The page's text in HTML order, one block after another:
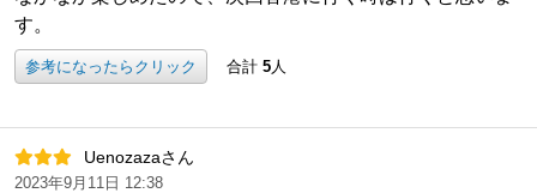
す。
参考になったらクリック 合計 5人
Uenozazaさん
2023年9月11日 12:38